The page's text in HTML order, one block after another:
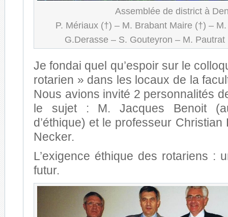
Assemblée de district à
P. Mériaux (†) – M. Brabant Maire (†) –
G.Derasse – S. Gouteyron – M.
Je fondai quel qu’espoir sur le
rotarien » dans les locaux de la
Nous avions invité 2 personnalités
le sujet : M. Jacques Benoit
d’éthique) et le professeur Christian
Necker.
L’exigence éthique des rotariens :
futur.